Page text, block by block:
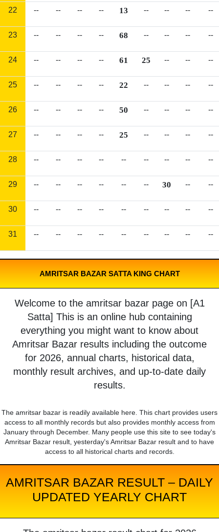
22 -- -- -- -- 13 -- -- -- --
23 -- -- -- -- 68 -- -- -- --
24 -- -- -- -- 61 25 -- -- --
25 -- -- -- -- 22 -- -- -- --
26 -- -- -- -- 50 -- -- -- --
27 -- -- -- -- 25 -- -- -- --
28 -- -- -- -- -- -- -- -- --
29 -- -- -- -- -- -- 30 -- --
30 -- -- -- -- -- -- -- -- --
31 -- -- -- -- -- -- -- -- --
AMRITSAR BAZAR SATTA KING CHART
Welcome to the amritsar bazar page on [A1
Satta] This is an online hub containing
everything you might want to know about
Amritsar Bazar results including the outcome
for 2026, annual charts, historical data,
monthly result archives, and up-to-date daily
results.
The amritsar bazar is readily available here. This chart provides users
access to all monthly records but also provides monthly access from
January through December. Many people use this site to see today's
Amritsar Bazar result, yesterday's Amritsar Bazar result and to have
access to all historical charts and records.
AMRITSAR BAZAR RESULT – DAILY
UPDATED YEARLY CHART